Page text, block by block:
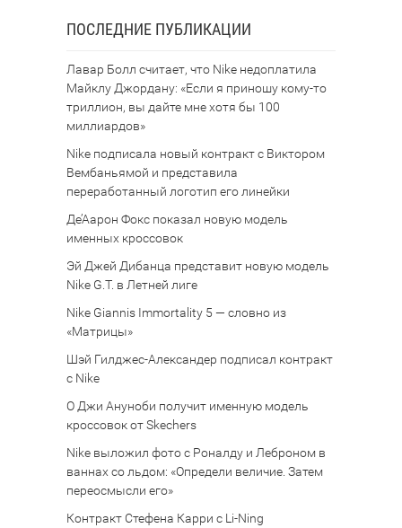
ПОСЛЕДНИЕ ПУБЛИКАЦИИ
Лавар Болл считает, что Nike недоплатила
Майклу Джордану: «Если я приношу кому-то
триллион, вы дайте мне хотя бы 100
миллиардов»
Nike подписала новый контракт с Виктором
Вембаньямой и представила
переработанный логотип его линейки
Де’Аарон Фокс показал новую модель
именных кроссовок
Эй Джей Дибанца представит новую модель
Nike G.T. в Летней лиге
Nike Giannis Immortality 5 — словно из
«Матрицы»
Шэй Гилджес-Александер подписал контракт
с Nike
О Джи Ануноби получит именную модель
кроссовок от Skechers
Nike выложил фото с Роналду и Леброном в
ваннах со льдом: «Определи величие. Затем
переосмысли его»
Контракт Стефена Карри с Li-Ning